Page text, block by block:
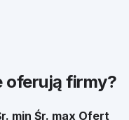
oferują firmy?
min Śr. max Ofert